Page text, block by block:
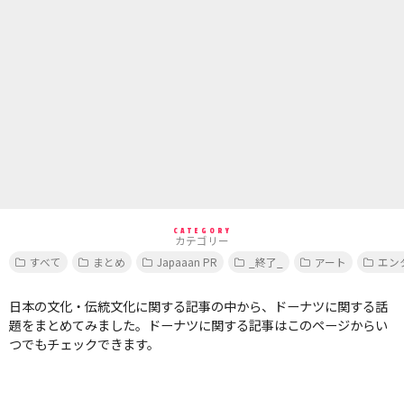
CATEGORY
カテゴリー
すべて
まとめ Japaaan PR _終了_ アート エン
日本の文化・伝統文化に関する記事の中から、ドーナツに関する話
題をまとめてみました。ドーナツに関する記事はこのページからい
つでもチェックできます。